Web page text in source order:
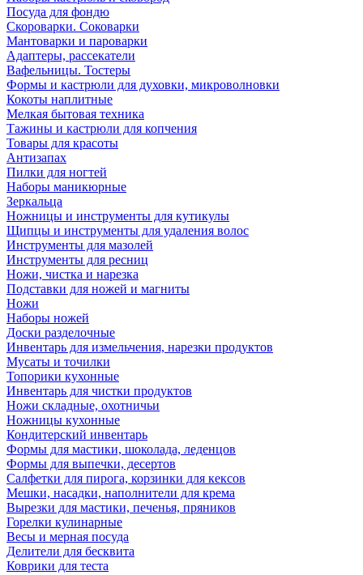
Посуда для фондю
Скороварки. Соковарки
Мантоварки и пароварки
Адаптеры, рассекатели
Вафельницы. Тостеры
Формы и кастрюли для духовки, микроволновки
Кокоты наплитные
Мелкая бытовая техника
Тажины и кастрюли для копчения
Товары для красоты
Антизапах
Пилки для ногтей
Наборы маникюрные
Зеркальца
Ножницы и инструменты для кутикулы
Щипцы и инструменты для удаления волос
Инструменты для мазолей
Инструменты для ресниц
Ножи, чистка и нарезка
Подставки для ножей и магниты
Ножи
Наборы ножей
Доски разделочные
Инвентарь для измельчения, нарезки продуктов
Мусаты и точилки
Топорики кухонные
Инвентарь для чистки продуктов
Ножи складные, охотничьи
Ножницы кухонные
Кондитерский инвентарь
Формы для мастики, шоколада, леденцов
Формы для выпечки, десертов
Салфетки для пирога, корзинки для кексов
Мешки, насадки, наполнители для крема
Вырезки для мастики, печенья, пряников
Горелки кулинарные
Весы и мерная посуда
Делители для бесквита
Коврики для теста